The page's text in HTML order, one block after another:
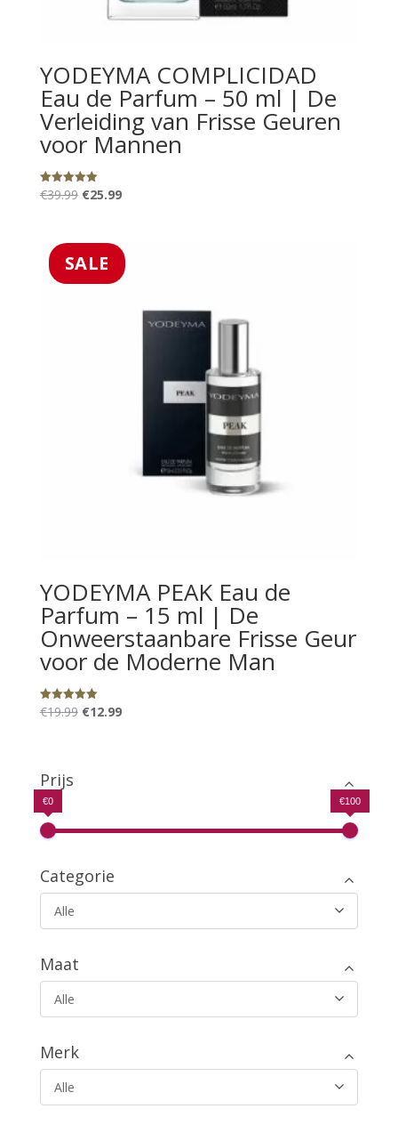
YODEYMA COMPLICIDAD
Eau de Parfum – 50 ml | De
Verleiding van Frisse Geuren
voor Mannen
Gewaardeerd
5.00
€39.99 Oorspronkelijke
€39.99.
€25.99Huidige
€25.99.
SALE
YODEYMA PEAK Eau de
Parfum – 15 ml | De
Onweerstaanbare Frisse Geur
voor de Moderne Man
Gewaardeerd
5.00
€19.99 Oorspronkelijke
€12.99Huidige
Prijs
€0 €100
Categorie
Alle
Maat
Alle
Merk
Alle